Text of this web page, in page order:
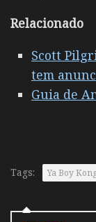
Relacionado
Scott
tem
Guia de
Tags: Ya Boy